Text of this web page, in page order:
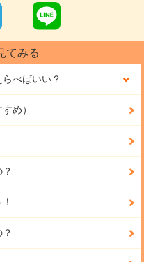
てみる
べばいい？
め）